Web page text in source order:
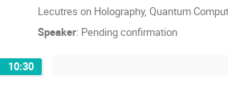
Lecutres on Holography, Quantum
Speaker: Pending confirmation
10:30